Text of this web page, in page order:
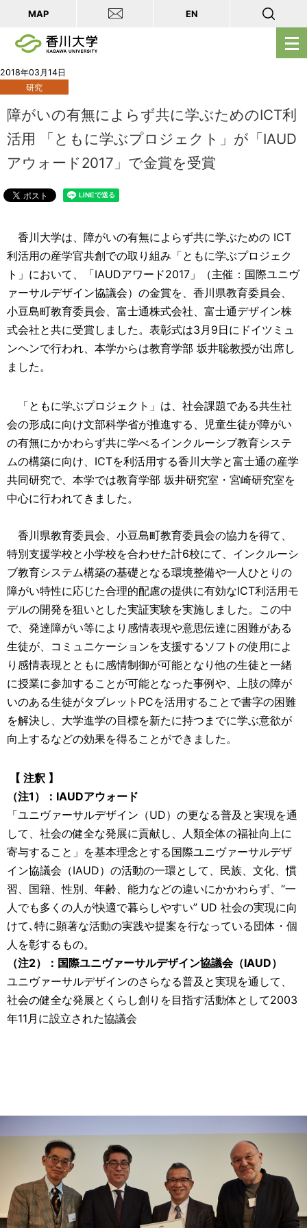
メ
ニ
を
く
MAP EN
2018年03月14日
研究
障がいの有無によらず共に学ぶためのICT利
活用 「ともに学ぶプロジェクト」が「IAUD
アウォード2017」で金賞を受賞
香川大学は、障がいの有無によらず共に学ぶための ICT
利活用の産学官共創での取り組み「ともに学ぶプロジェク
ト」において、「IAUDアワード2017」（主催：国際ユニヴ
ァーサルデザイン協議会）の金賞を、香川県教育委員会、
小豆島町教育委員会、富士通株式会社、富士通デザイン株
式会社と共に受賞しました。表彰式は3月9日にドイツミュ
ンヘンで行われ、本学からは教育学部 坂井聡教授が出席し
ました。
「ともに学ぶプロジェクト」は、社会課題である共生社
会の形成に向け文部科学省が推進する、児童生徒が障がい
の有無にかかわらず共に学べるインクルーシブ教育システ
ムの構築に向け、ICTを利活用する香川大学と富士通の産学
共同研究で、本学では教育学部 坂井研究室・宮崎研究室を
中心に行われてきました。
香川県教育委員会、小豆島町教育委員会の協力を得て、
特別支援学校と小学校を合わせた計6校にて、インクルーシ
ブ教育システム構築の基礎となる環境整備や一人ひとりの
障がい特性に応じた合理的配慮の提供に有効なICT利活用モ
デルの開発を狙いとした実証実験を実施しました。この中
で、発達障がい等により感情表現や意思伝達に困難がある
生徒が、コミュニケーションを支援するソフトの使用によ
り感情表現とともに感情制御が可能となり他の生徒と一緒
に授業に参加することが可能となった事例や、上肢の障が
いのある生徒がタブレットPCを活用することで書字の困難
を解決し、大学進学の目標を新たに持つまでに学ぶ意欲が
向上するなどの効果を得ることができました。
【 注釈 】
（注1）：IAUDアウォード
「ユニヴァーサルデザイン（UD）の更なる普及と実現を通
して、社会の健全な発展に貢献し、人類全体の福祉向上に
寄与すること」を基本理念とする国際ユニヴァーサルデザ
イン協議会（IAUD）の活動の一環として、民族、文化、慣
習、国籍、性別、年齢、能力などの違いにかかわらず、“一
人でも多くの人が快適で暮らしやすい” UD 社会の実現に向
けて､特に顕著な活動の実践や提案を行なっている団体・個
人を彰するもの。
（注2）：国際ユニヴァーサルデザイン協議会（IAUD）
ユニヴァーサルデザインのさらなる普及と実現を通して、
社会の健全な発展とくらし創りを目指す活動体として2003
年11月に設立された協議会